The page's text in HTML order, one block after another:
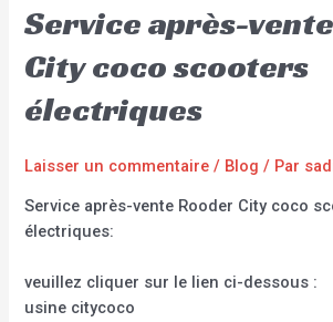
Service après-
City coco scooters
électriques
Laisser un commentaire / Blog / Par
Service après-vente Rooder City coco
électriques:
veuillez cliquer sur le lien ci-dessous :
usine citycoco